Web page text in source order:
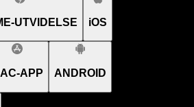
UTVIDELSE iOS
APP ANDROID